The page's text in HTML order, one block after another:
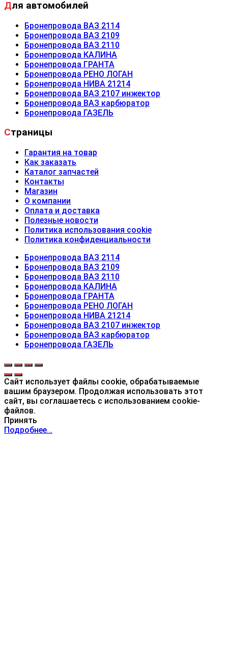
Для автомобилей
Бронепровода ВАЗ 2114
Бронепровода ВАЗ 2109
Бронепровода ВАЗ 2110
Бронепровода КАЛИНА
Бронепровода ГРАНТА
Бронепровода РЕНО ЛОГАН
Бронепровода НИВА 21214
Бронепровода ВАЗ 2107 инжектор
Бронепровода ВАЗ карбюратор
Бронепровода ГАЗЕЛЬ
Страницы
Гарантия на товар
Как заказать
Каталог запчастей
Контакты
Магазин
О компании
Оплата и доставка
Полезные новости
Политика использования cookie
Политика конфиденциальности
Бронепровода ВАЗ 2114
Бронепровода ВАЗ 2109
Бронепровода ВАЗ 2110
Бронепровода КАЛИНА
Бронепровода ГРАНТА
Бронепровода РЕНО ЛОГАН
Бронепровода НИВА 21214
Бронепровода ВАЗ 2107 инжектор
Бронепровода ВАЗ карбюратор
Бронепровода ГАЗЕЛЬ
Сайт использует файлы cookie, обрабатываемые
вашим браузером. Продолжая использовать этот
сайт, вы соглашаетесь с использованием cookie-
файлов.
Принять
Подробнее…